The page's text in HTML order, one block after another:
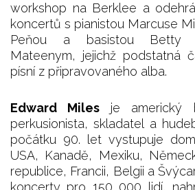
workshop na Berklee a
koncertů s pianistou Marcuse
Peňou a basistou Betty
Mateenym, jejichž podstatná
písní z připravovaného alba.
Edward Miles je americký
perkusionista, skladatel a
počátku 90. let vystupuje
USA, Kanadě, Mexiku,
republice, Francii, Belgii a
koncerty pro 150 000 lidí,